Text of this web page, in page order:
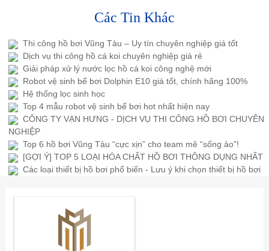
Các Tin Khác
Thi công hồ bơi Vũng Tàu – Uy tín chuyên nghiệp giá tốt
Dịch vụ thi công hồ cá koi chuyên nghiệp giá rẻ
Giải pháp xử lý nước lọc hồ cá koi công nghệ mới
Robot vệ sinh bể bơi Dolphin E10 giá tốt, chính hãng 100%
Hệ thống lọc sinh học
Top 4 mẫu robot vệ sinh bể bơi hot nhất hiện nay
CÔNG TY VẠN HƯNG - DỊCH VỤ THI CÔNG HỒ BƠI CHUYÊN
NGHIỆP
Top 6 hồ bơi Vũng Tàu “cực xịn” cho team mê “sống ảo”!
[GỢI Ý] TOP 5 LOẠI HÓA CHẤT HỒ BƠI THÔNG DỤNG NHẤT
Các loại thiết bị hồ bơi phổ biến - Lưu ý khi chọn thiết bị hồ bơi